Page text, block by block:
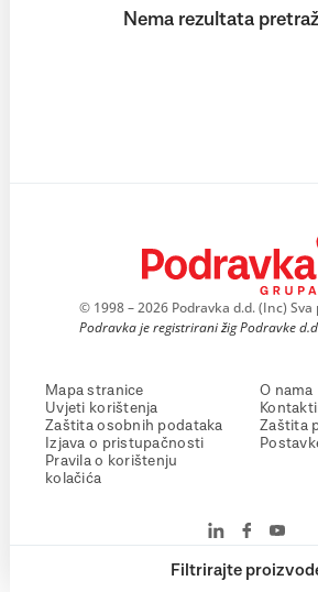
Filtrirajte
Nema rezultata
© 1998 – 2026 Podravka d.d. (Inc)
Podravka je registrirani žig Podravke
Mapa stranice
Uvjeti korištenja
Zaštita osobnih podataka
Izjava o pristupačnosti
Pravila o korištenju
kolačića
O nama
Zaštita